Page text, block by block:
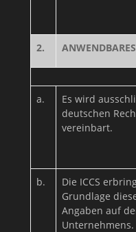
2.
a.
Es wird
deutschen
vereinbart.
b.
Die ICCS
Grundlage
Angaben auf